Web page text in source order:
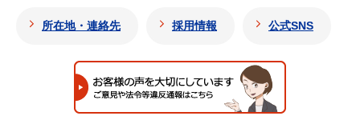
所在地・連絡先 採用情報 公式SNS